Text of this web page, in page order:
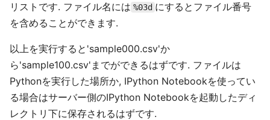
リストです. ファイル名には %03d にするとファイル番号
を含めることができます.
以上を実行すると'sample000.csv'か
ら'sample100.csv'までができるはずです. ファイルは
Pythonを実行した場所か, IPython Notebookを使ってい
る場合はサーバー側のIPython Notebookを起動したディ
レクトリ下に保存されるはずです.